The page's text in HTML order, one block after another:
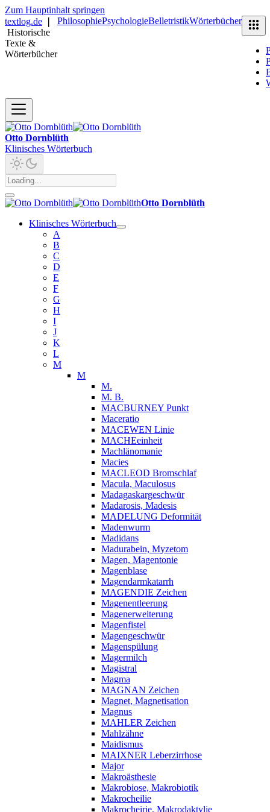
Zum Hauptinhalt springen
textlog.de
Historische
Texte &
Wörterbücher
PhilosophiePsychologieBelletristikWörterbücher
Otto Dornblüth
Klinisches Wörterbuch
Otto Dornblüth
Klinisches Wörterbuch
A
B
C
D
E
F
G
H
I
J
K
L
M
M
M.
M. B.
MACBURNEY Punkt
Maceratio
MACEWEN Linie
MACHEeinheit
Machlänomanie
Macies
MACLEOD Bromschlaf
Macula, Maculosus
Madagaskargeschwür
Madarosis, Madesis
MADELUNG Deformität
Madenwurm
Madidans
Madurabein, Myzetom
Magen, Magentonie
Magenblase
Magendarmkatarrh
MAGENDIE Zeichen
Magenentleerung
Magenerweiterung
Magenfistel
Magengeschwür
Magenspülung
Magermilch
Magistral
Magma
MAGNAN Zeichen
Magnet, Magnetisation
Magnus
MAHLER Zeichen
Mahlzähne
Maidismus
MAIXNER Leberzirrhose
Major
Makroästhesie
Makrobiose, Makrobiotik
Makrocheilie
Makrocheirie, Makrodaktylie